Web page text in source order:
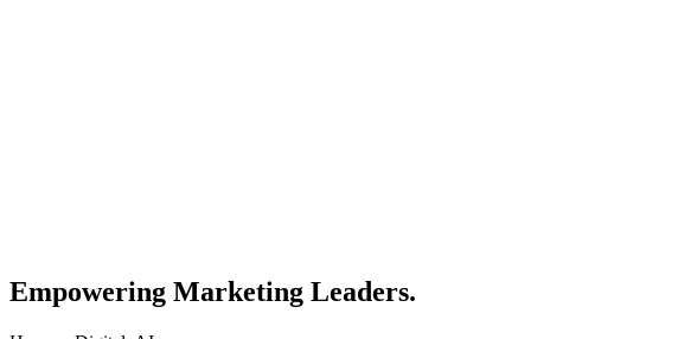
Empowering Marketing Leaders.